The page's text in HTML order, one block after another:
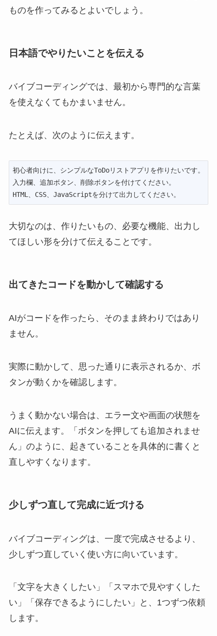
ものを作ってみるとよいでしょう。
日本語でやりたいことを伝える
バイブコーディングでは、最初から専門的な言葉
を使えなくてもかまいません。
たとえば、次のように伝えます。
初心者向けに、シンプルなToDoリストアプリを作りたいです。
入力欄、追加ボタン、削除ボタンを付けてください。
HTML、CSS、JavaScriptを分けて出力してください。
大切なのは、作りたいもの、必要な機能、出力し
てほしい形を分けて伝えることです。
出てきたコードを動かして確認する
AIがコードを作ったら、そのまま終わりではあり
ません。
実際に動かして、思った通りに表示されるか、ボ
タンが動くかを確認します。
うまく動かない場合は、エラー文や画面の状態を
AIに伝えます。「ボタンを押しても追加されませ
ん」のように、起きていることを具体的に書くと
直しやすくなります。
少しずつ直して完成に近づける
バイブコーディングは、一度で完成させるより、
少しずつ直していく使い方に向いています。
「文字を大きくしたい」「スマホで見やすくした
い」「保存できるようにしたい」と、1つずつ依頼
します。